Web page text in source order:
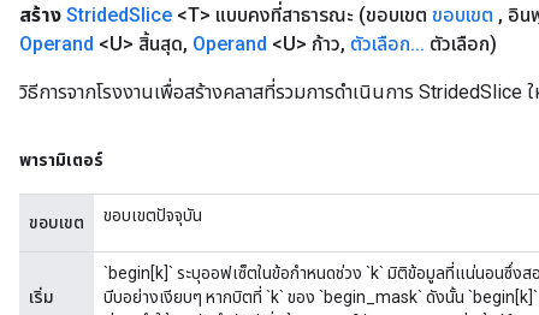
สร้าง StridedSlice <T> แบบคงที่สาธารณะ (ขอบเขต ขอบเขต , อิน
Operand <U> สิ้นสุด, Operand <U> ก้าว, ตัวเลือก... ตัวเลือก)
วิธีการจากโรงงานเพื่อสร้างคลาสที่รวมการดำเนินการ StridedSlice
พารามิเตอร์
ขอบเขต ขอบเขตปัจจุบัน
เริ่ม
`begin[k]` ระบุออฟเซ็ตในข้อกำหนดช่วง `k` มิติข้อมูลที่แน่นอนซึ่ง
บีบอย่างเงียบๆ หากบิตที่ `k` ของ `begin_mask` ดังนั้น